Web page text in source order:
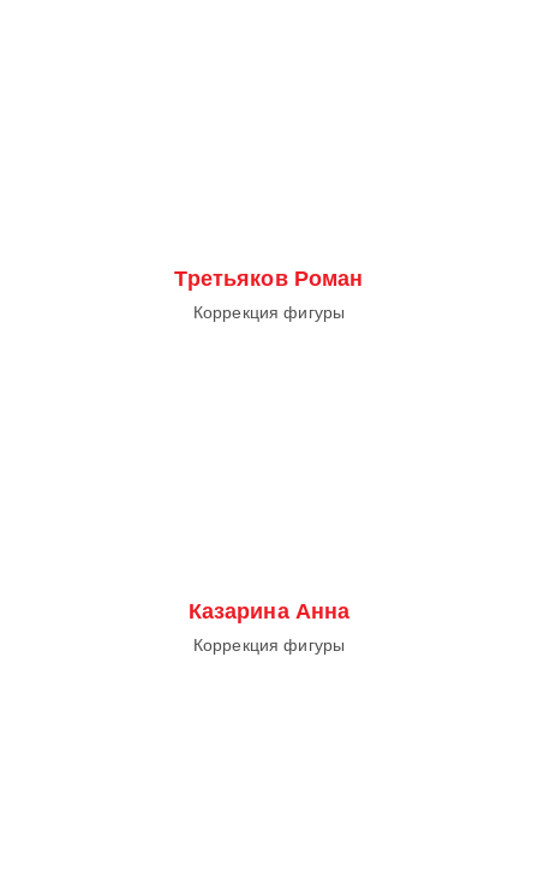
Третьяков Роман
Коррекция фигуры
Казарина Анна
Коррекция фигуры